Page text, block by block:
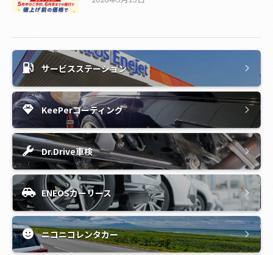
サービスステーション
KeePerコーティング
Dr.Drive車検
ENEOSカーリース
ニコニコレンタカー